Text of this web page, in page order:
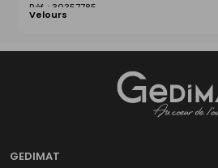
30357785
Velours
GEDIMAT